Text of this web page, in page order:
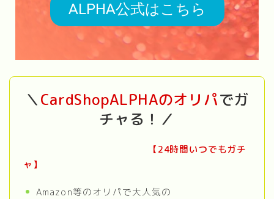
ALPHA公式はこちら
＼CardShopALPHAのオリパでガ
チャる！／
【24時間いつでもガチ
ャ】
Amazon等のオリパで大人気の